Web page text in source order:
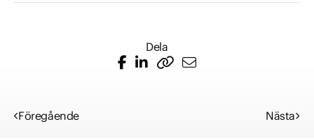
Dela
Föregående Nästa